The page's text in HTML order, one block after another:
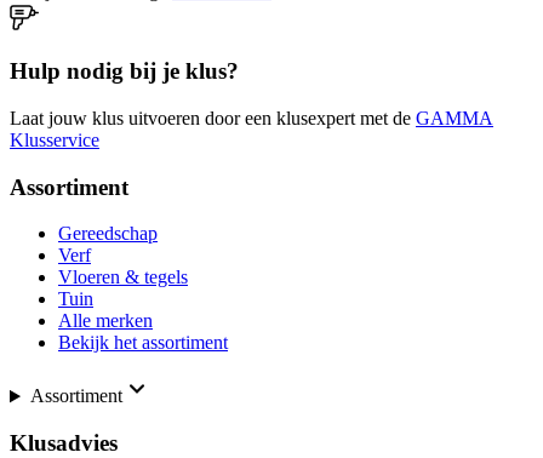
Hulp nodig bij je klus?
Laat jouw klus uitvoeren door een klusexpert met de GAMMA
Klusservice
Assortiment
Gereedschap
Verf
Vloeren & tegels
Tuin
Alle merken
Bekijk het assortiment
Assortiment
Klusadvies